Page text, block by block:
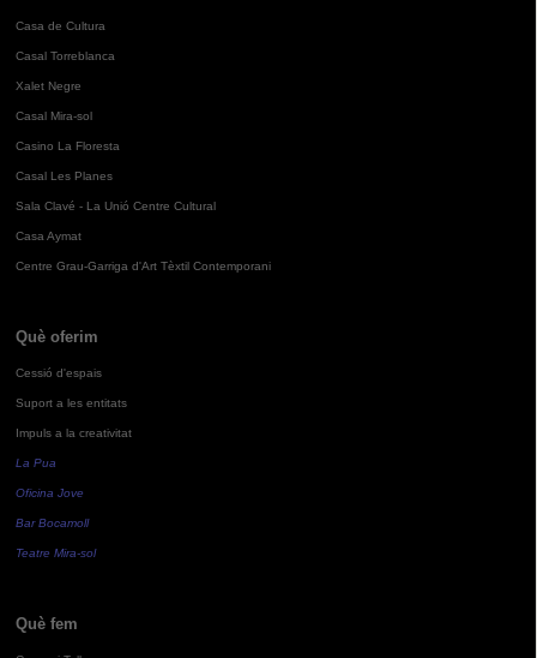
Casa de Cultura
Casal Torreblanca
Xalet Negre
Casal Mira-sol
Casino La Floresta
Casal Les Planes
Sala Clavé - La Unió Centre Cultural
Casa Aymat
Centre Grau-Garriga d'Art Tèxtil Contemporani
Què oferim
Cessió d'espais
Suport a les entitats
Impuls a la creativitat
La Pua
Oficina Jove
Bar Bocamoll
Teatre Mira-sol
Què fem